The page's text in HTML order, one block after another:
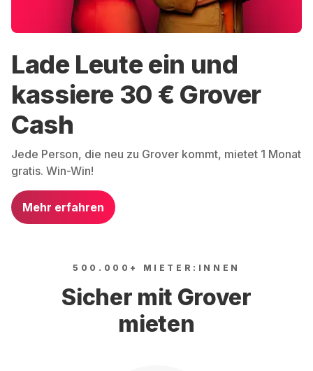
Lade Leute ein und
kassiere 30 € Grover
Cash
Jede Person, die neu zu Grover kommt, mietet 1 Monat
gratis. Win-Win!
Mehr erfahren
500.000+ MIETER:INNEN
Sicher mit Grover
mieten